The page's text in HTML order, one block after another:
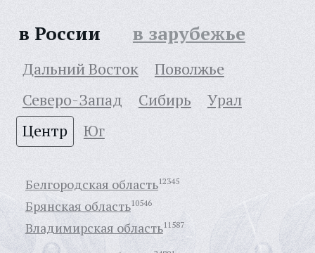
в России в зарубежье
Дальний Восток
Поволжье
Северо-Запад
Сибирь
Урал
Центр
Юг
Белгородская область12345
Брянская область10546
Владимирская область11587